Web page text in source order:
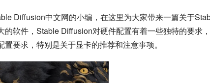
Diffusion中文网的小编，在这里为大家带来一篇关于
的软件，Stable Diffusion对硬件配置有着一些独特的要求
置要求，特别是关于显卡的推荐和注意事项。